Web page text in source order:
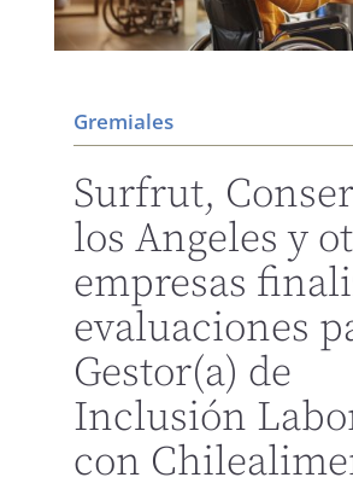
Gremiales
Surfrut,
los Angeles y
empresas
evaluaciones
Gestor(a) de
Inclusión
con